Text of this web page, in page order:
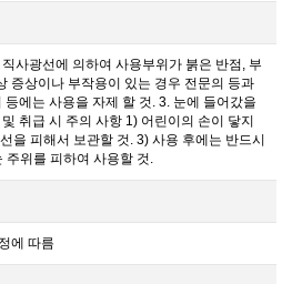
사광선에 의하여 사용부위가 붉은 반점, 부
증상이나 부작용이 있는 경우 전문의 등과
에는 사용을 자제 할 것. 3. 눈에 들어갔을
취급 시 주의 사항 1) 어린이의 손이 닿지
을 피해서 보관할 것. 3) 사용 후에는 반드시
주위를 피하여 사용할 것.
에 따름